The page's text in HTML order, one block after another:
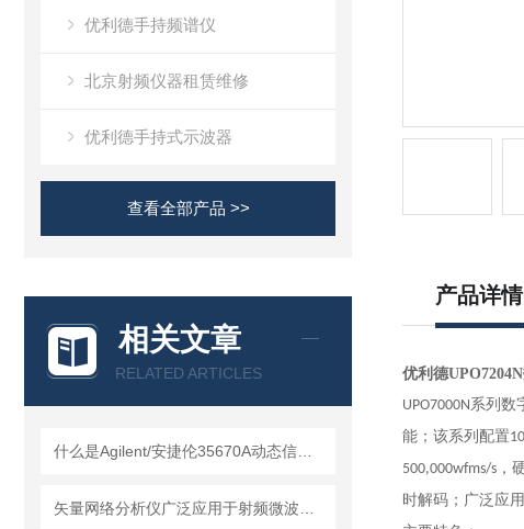
优利德手持频谱仪
北京射频仪器租赁维修
优利德手持式示波器
查看全部产品 >>
相关文章
RELATED ARTICLES
产品详情
优利德
UPO7000N系列数
能；该系列配置
500,000wfms/s，
时解码；广泛应